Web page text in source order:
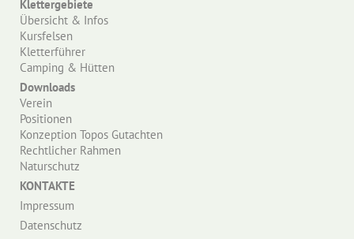
Klettergebiete
Übersicht & Infos
Kursfelsen
Kletterführer
Camping & Hütten
Downloads
Verein
Positionen
Konzeption Topos Gutachten
Rechtlicher Rahmen
Naturschutz
KONTAKTE
Impressum
Datenschutz